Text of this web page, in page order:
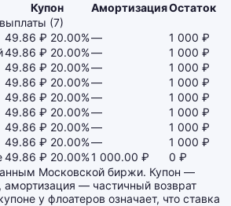
Купон АмортизацияОстаток
(7)
49.86 ₽ 20.00%—
1 000 ₽
49.86 ₽ 20.00%—
1 000 ₽
49.86 ₽ 20.00%—
1 000 ₽
49.86 ₽ 20.00%—
1 000 ₽
49.86 ₽ 20.00%—
1 000 ₽
49.86 ₽ 20.00%—
1 000 ₽
49.86 ₽ 20.00%—
1 000 ₽
49.86 ₽ 20.00%—
1 000 ₽
49.86 ₽ 20.00%1 000.00 ₽
0 ₽
Московской биржи. Купон —
амортизация — частичный возврат
у флоатеров означает, что ставка